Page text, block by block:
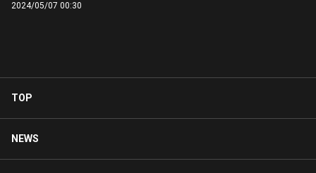
2024/05/07 00:30
TOP
NEWS